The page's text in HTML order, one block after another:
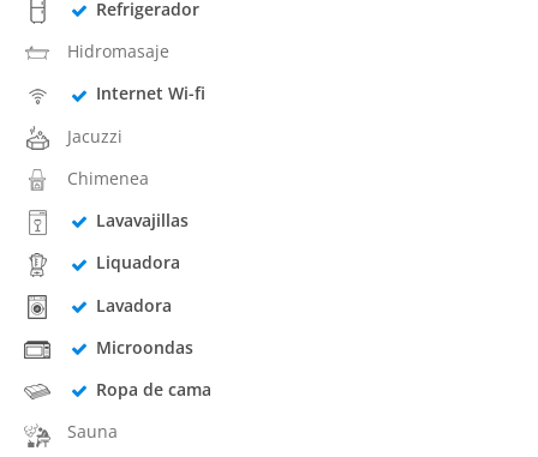
Refrigerador
Hidromasaje
Internet Wi-fi
Jacuzzi
Chimenea
Lavavajillas
Liquadora
Lavadora
Microondas
Ropa de cama
Sauna